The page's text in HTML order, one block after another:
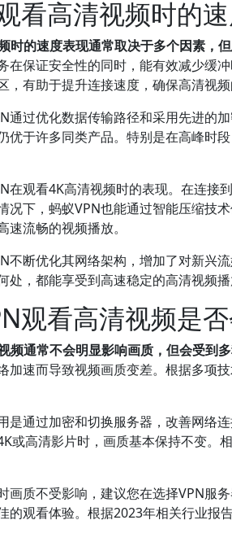
看高清视频时的
时的速度表现通常取决于多个因素，
在保证安全性的同时，能有效减少缓
，有助于提升连接速度，确保高清视频
通过优化数据传输路径和采用先进的
优于许多同类产品。特别是在高峰时
在观看4K高清视频时的表现。在连接
况下，蚂蚁VPN也能通过智能压缩技
流畅的视频播放。
不断优化其网络架构，增加了对新兴
处，都能享受到高速稳定的高清视频
观看高清视频是
频通常不会明显影响画质，但会受到多
加速而导致视频画质变差。根据多项
是通过加密和切换服务器，改善网络
或高清影片时，画质基本保持不变。
画质不受影响，建议您在选择VPN服
的观看体验。根据2023年相关行业